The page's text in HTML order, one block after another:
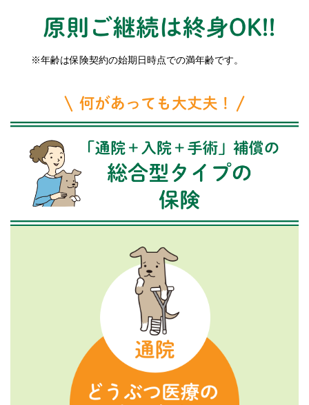
※年齢は保険契約の始期日時点での満年齢です。